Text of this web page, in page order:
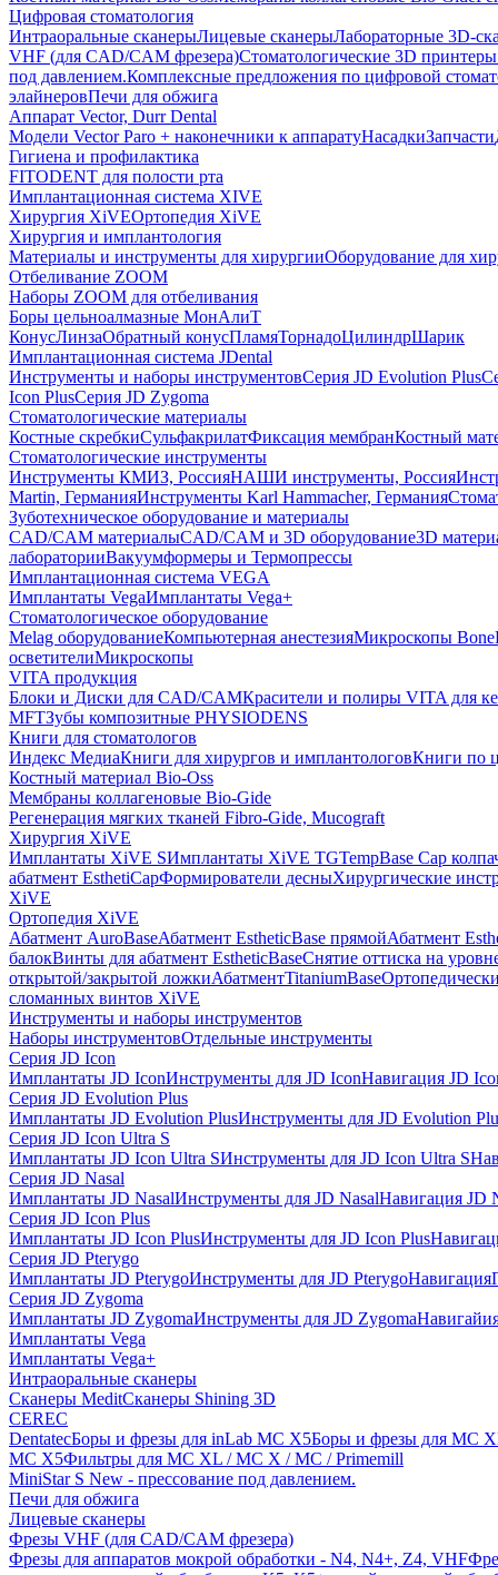
Цифровая стоматология
Интраоральные сканерыЛицевые сканерыЛабораторные 3D-
VHF (для CAD/CAM фрезера)Стоматологические 3D
под давлением.Комплексные предложения по цифровой
элайнеровПечи для обжига
Аппарат Vector, Durr Dental
Модели Vector Paro + наконечники к аппаратуНасадкиЗапчасти
Гигиена и профилактика
FITODENT для полости рта
Имплантационная система XIVE
Хирургия XiVEОртопедия XiVE
Хирургия и имплантология
Материалы и инструменты для хирургииОборудование для
Отбеливание ZOOM
Наборы ZOOM для отбеливания
Боры цельноалмазные МонАлиТ
КонусЛинзаОбратный конусПламяТорнадоЦилиндрШарик
Имплантационная система JDental
Инструменты и наборы инструментовСерия JD Evolution Plus
Icon PlusСерия JD Zygoma
Стоматологические материалы
Костные скребкиСульфакрилатФиксация мембранКостный
Стоматологические инструменты
Инструменты КМИЗ, РоссияНАШИ инструменты, Россия
Martin, ГерманияИнструменты Karl Hammacher, Германия
Зуботехническое оборудование и материалы
CAD/CAM материалыCAD/CAM и 3D оборудование3D
лабораторииВакуумформеры и Термопрессы
Имплантационная система VEGA
Имплантаты VegaИмплантаты Vega+
Стоматологическое оборудование
Melag оборудованиеКомпьютерная анестезияМикроскопы
осветителиМикроскопы
VITA продукция
Блоки и Диски для CAD/CAMКрасители и полиры VITA для
MFTЗубы композитные PHYSIODENS
Книги для стоматологов
Индекс МедиаКниги для хирургов и имплантологовКниги по
Костный материал Bio-Oss
Мембраны коллагеновые Bio-Gide
Регенерация мягких тканей Fibro-Gide, Mucograft
Хирургия XiVE
Имплантаты XiVE SИмплантаты XiVE TGTempBase Cap
абатмент EsthetiCapФормирователи десныХирургические
XiVE
Ортопедия XiVE
Абатмент AuroBaseАбатмент EstheticBase прямойАбатмент
балокВинты для абатмент EstheticBaseСнятие оттиска на
открытой/закрытой ложкиАбатментTitaniumBase
сломанных винтов XiVE
Инструменты и наборы инструментов
Наборы инструментовОтдельные инструменты
Серия JD Icon
Имплантаты JD IconИнструменты для JD IconНавигация JD
Серия JD Evolution Plus
Имплантаты JD Evolution PlusИнструменты для JD Evolution
Серия JD Icon Ultra S
Имплантаты JD Icon Ultra SИнструменты для JD Icon Ultra S
Серия JD Nasal
Имплантаты JD NasalИнструменты для JD NasalНавигация JD
Серия JD Icon Plus
Имплантаты JD Icon PlusИнструменты для JD Icon Plus
Серия JD Pterygo
Имплантаты JD PterygoИнструменты для JD PterygoНавигация
Серия JD Zygoma
Имплантаты JD ZygomaИнструменты для JD Zygoma
Имплантаты Vega
Имплантаты Vega+
Интраоральные сканеры
Сканеры MeditСканеры Shining 3D
CEREC
DentatecБоры и фрезы для inLab MC X5Боры и фрезы для MC
MC X5Фильтры для MC XL / MC X / MC / Primemill
MiniStar S New - прессование под давлением.
Печи для обжига
Лицевые сканеры
Фрезы VHF (для CAD/CAM фрезера)
Фрезы для аппаратов мокрой обработки - N4, N4+, Z4, VHF